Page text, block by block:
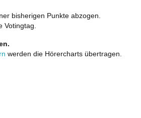
bisherigen Punkte abzogen.
Votingtag.
werden die Hörercharts übertragen.